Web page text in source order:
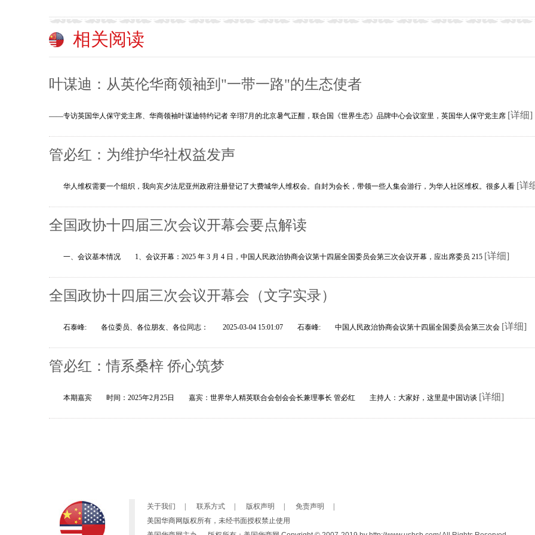
相关阅读
叶谋迪：从英伦华商领袖到"一带一路"的生态使者
——专访英国华人保守党主席、华商领袖叶谋迪特约记者 辛珝7月的北京暑气正酣，联合国《世界生态》品牌中心会议室里，英国华人保守党主席 [详细]
管必红：为维护华社权益发声
华人维权需要一个组织，我向宾夕法尼亚州政府注册登记了大费城华人维权会。自封为会长，带领一些人集会游行，为华人社区维权。很多人看 [详
全国政协十四届三次会议开幕会要点解读
一、会议基本情况 1、会议开幕：2025 年 3 月 4 日，中国人民政治协商会议第十四届全国委员会第三次会议开幕，应出席委员 215 [详细]
全国政协十四届三次会议开幕会（文字实录）
石泰峰: 各位委员、各位朋友、各位同志： 2025-03-04 15:01:07 石泰峰: 中国人民政治协商会议第十四届全国委员会第三次会 [详细]
管必红：情系桑梓 侨心筑梦
本期嘉宾 时间：2025年2月25日 嘉宾：世界华人精英联合会创会会长兼理事长 管必红 主持人：大家好，这里是中国访谈 [详细]
关于我们 联系方式 版权声明 免责声明
美国华商网版权所有，未经书面授权禁止使用